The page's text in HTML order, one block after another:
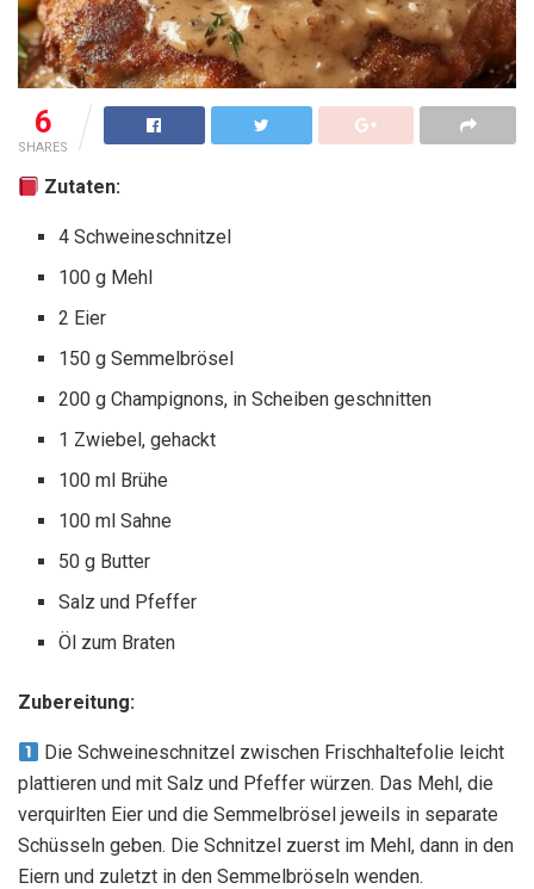
6
SHARES
Zutaten:
4 Schweineschnitzel
100 g Mehl
2 Eier
150 g Semmelbrösel
200 g Champignons, in Scheiben geschnitten
1 Zwiebel, gehackt
100 ml Brühe
100 ml Sahne
50 g Butter
Salz und Pfeffer
Öl zum Braten
Zubereitung:
Die Schweineschnitzel zwischen Frischhaltefolie leicht
plattieren und mit Salz und Pfeffer würzen. Das Mehl, die
verquirlten Eier und die Semmelbrösel jeweils in separate
Schüsseln geben. Die Schnitzel zuerst im Mehl, dann in den
Eiern und zuletzt in den Semmelbröseln wenden.